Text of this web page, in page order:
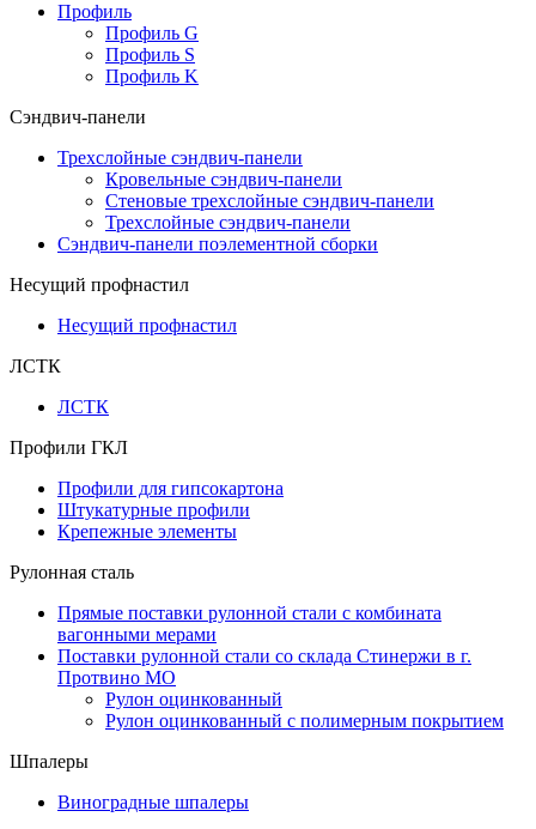
Профиль
Профиль G
Профиль S
Профиль K
Сэндвич-панели
Трехслойные сэндвич-панели
Кровельные сэндвич-панели
Стеновые трехслойные сэндвич-панели
Трехслойные сэндвич-панели
Сэндвич-панели поэлементной сборки
Несущий профнастил
Несущий профнастил
ЛСТК
ЛСТК
Профили ГКЛ
Профили для гипсокартона
Штукатурные профили
Крепежные элементы
Рулонная сталь
Прямые поставки рулонной стали с комбината
вагонными мерами
Поставки рулонной стали со склада Стинержи в г.
Протвино МО
Рулон оцинкованный
Рулон оцинкованный с полимерным покрытием
Шпалеры
Виноградные шпалеры